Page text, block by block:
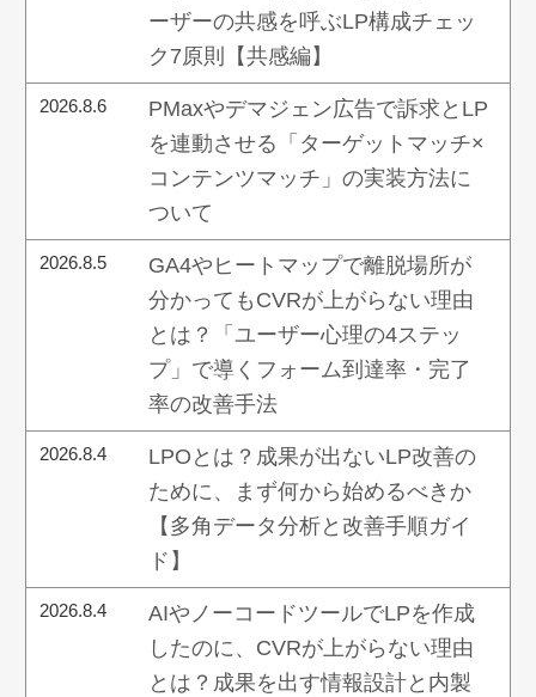
ーザーの共感を呼ぶLP構成チェッ
ク7原則【共感編】
2026.8.6
PMaxやデマジェン広告で訴求とLP
を連動させる「ターゲットマッチ×
コンテンツマッチ」の実装方法に
ついて
2026.8.5
GA4やヒートマップで離脱場所が
分かってもCVRが上がらない理由
とは？「ユーザー心理の4ステッ
プ」で導くフォーム到達率・完了
率の改善手法
2026.8.4
LPOとは？成果が出ないLP改善の
ために、まず何から始めるべきか
【多角データ分析と改善手順ガイ
ド】
2026.8.4
AIやノーコードツールでLPを作成
したのに、CVRが上がらない理由
とは？成果を出す情報設計と内製